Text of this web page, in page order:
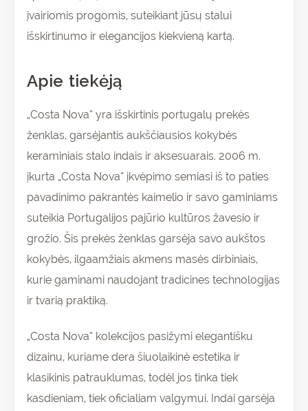
įvairiomis progomis, suteikiant jūsų stalui
išskirtinumo ir elegancijos kiekvieną kartą.
Apie tiekėją
„Costa Nova“ yra išskirtinis portugalų prekės
ženklas, garsėjantis aukščiausios kokybės
keraminiais stalo indais ir aksesuarais. 2006 m.
įkurta „Costa Nova“ įkvėpimo semiasi iš to paties
pavadinimo pakrantės kaimelio ir savo gaminiams
suteikia Portugalijos pajūrio kultūros žavesio ir
grožio. Šis prekės ženklas garsėja savo aukštos
kokybės, ilgaamžiais akmens masės dirbiniais,
kurie gaminami naudojant tradicines technologijas
ir tvarią praktiką.
„Costa Nova“ kolekcijos pasižymi elegantišku
dizainu, kuriame dera šiuolaikinė estetika ir
klasikinis patrauklumas, todėl jos tinka tiek
kasdieniam, tiek oficialiam valgymui. Indai garsėja